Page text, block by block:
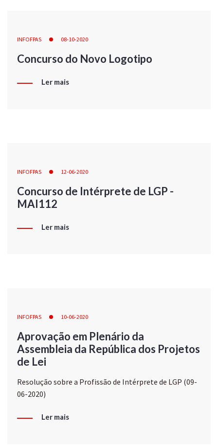
INFOFPAS 08-10-2020
Concurso do Novo Logotipo
Ler mais
INFOFPAS 12-06-2020
Concurso de Intérprete de LGP -
MAI112
Ler mais
INFOFPAS 10-06-2020
Aprovação em Plenário da
Assembleia da República dos Projetos
de Lei
Resolução sobre a Profissão de Intérprete de LGP (09-
06-2020)
Ler mais